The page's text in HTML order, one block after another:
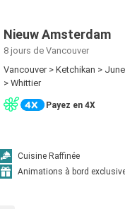
Nieuw Amsterdam
8 jours de Vancouver
Vancouver > Ketchikan >
> Whittier
Payez en 4X
Cuisine Raffinée
Animations à bord